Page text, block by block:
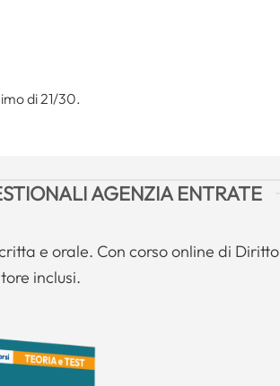
di 21/30.
AGENZIA ENTRATE
e orale. Con corso online di Diritto
inclusi.